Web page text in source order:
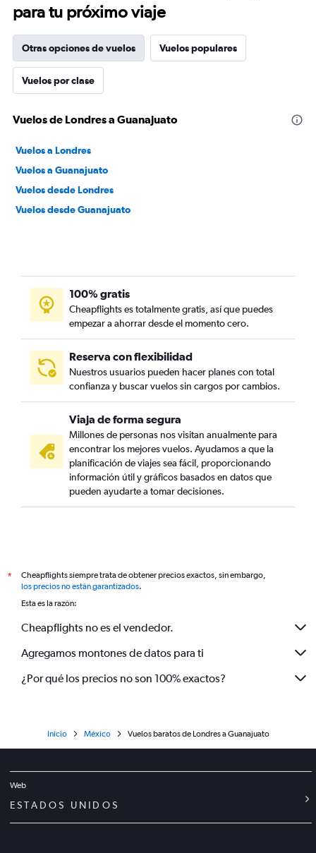
para tu próximo viaje
Otras opciones de vuelos Vuelos populares
Vuelos por clase
Vuelos de Londres a Guanajuato
Vuelos a Londres
Vuelos a Guanajuato
Vuelos desde Londres
Vuelos desde Guanajuato
100% gratis
Cheapflights es totalmente gratis, así que puedes
empezar a ahorrar desde el momento cero.
Reserva con flexibilidad
Nuestros usuarios pueden hacer planes con total
confianza y buscar vuelos sin cargos por cambios.
Viaja de forma segura
Millones de personas nos visitan anualmente para
encontrar los mejores vuelos. Ayudamos a que la
planificación de viajes sea fácil, proporcionando
información útil y gráficos basados en datos que
pueden ayudarte a tomar decisiones.
*
Cheapflights siempre trata de obtener precios exactos, sin embargo,
los precios no están garantizados.
Esta es la razón:
Cheapflights no es el vendedor.
Agregamos montones de datos para ti
¿Por qué los precios no son 100% exactos?
Inicio México Vuelos baratos de Londres a Guanajuato
Web
ESTADOS UNIDOS